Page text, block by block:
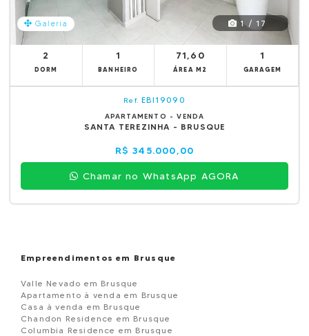
Galeria 1 / 17
2
DORM
1
BANHEIRO
71,60
ÁREA M2
1
GARAGEM
Ref. EBI19090
APARTAMENTO - VENDA
SANTA TEREZINHA - BRUSQUE
R$ 345.000,00
Chamar no WhatsApp AGORA
Empreendimentos em Brusque
Valle Nevado em Brusque
Apartamento à venda em Brusque
Casa à venda em Brusque
Chandon Residence em Brusque
Columbia Residence em Brusque